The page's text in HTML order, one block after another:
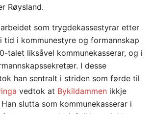
Røysland.
som trygdekassestyrar etter
tid i kommunestyre og formannskap
talet liksåvel kommunekasserar, og i
I desse
han sentralt i striden som førde til
vedtok at Bykildammen ikkje
slutta som kommunekasserar i